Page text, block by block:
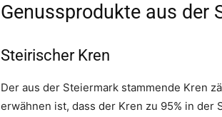
Genussprodukte aus der
Steirischer Kren
Der aus der Steiermark stammende Kren
erwähnen ist, dass der Kren zu 95% in